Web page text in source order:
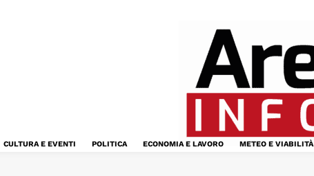
CULTURA E EVENTI POLITICA ECONOMIA E LAVORO METEO E VIABILITÀ